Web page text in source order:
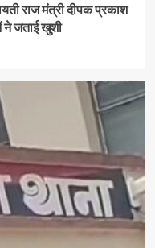
राज मंत्री दीपक प्रकाश
ने जताई खुशी